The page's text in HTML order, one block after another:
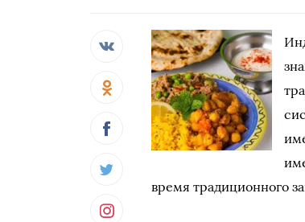
время традиционного